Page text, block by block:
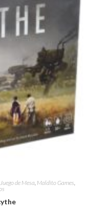
Juego de Mesa Maldito Games